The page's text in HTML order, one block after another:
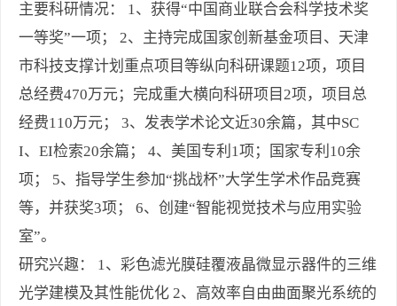
主要科研情况： 1、获得“中国商业联合会科学技术奖
一等奖”一项； 2、主持完成国家创新基金项目、天津
市科技支撑计划重点项目等纵向科研课题12项，项目
总经费470万元；完成重大横向科研项目2项，项目总
经费110万元； 3、发表学术论文近30余篇，其中SC
I、EI检索20余篇； 4、美国专利1项；国家专利10余
项； 5、指导学生参加“挑战杯”大学生学术作品竞赛
等，并获奖3项； 6、创建“智能视觉技术与应用实验
室”。
研究兴趣： 1、彩色滤光膜硅覆液晶微显示器件的三维
光学建模及其性能优化 2、高效率自由曲面聚光系统的